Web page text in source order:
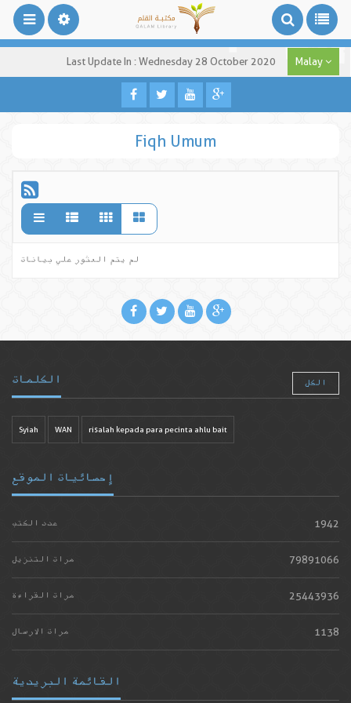
Last Update In : Wednesday 28 October 2020 Malay
Fiqh Umum
لم يتم العثور علي بيانات
الكلمات الكل
Syiah WAN risalah kepada para pecinta ahlu bait
إحصائيات الموقع
عدد الكتب 1942
مرات التنزيل 79891066
مرات القراءة 25443936
مرات الارسال 1138
القائمة البريدية